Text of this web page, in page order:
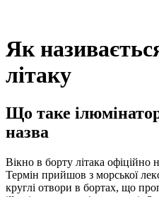
Як
літаку
Що таке
назва
Вікно в борту літака офіційно
Термін прийшов з морської
круглі отвори в бортах, що